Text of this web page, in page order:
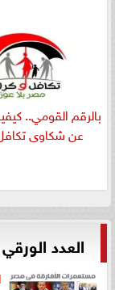
بالرقم القومي..
عن شكاوى
العدد الورقي